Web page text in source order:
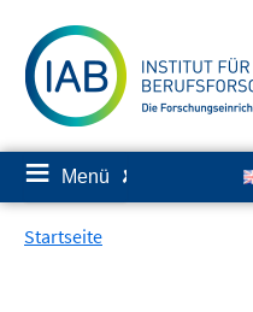
zum
Inhalt
≡ Menü ✘
Startseite